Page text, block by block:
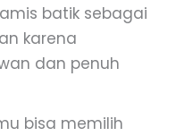
batik sebagai
karena
dan penuh
bisa memilih